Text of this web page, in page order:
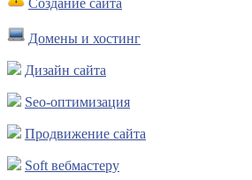
Домены и хостинг
Дизайн сайта
Seo-оптимизация
Продвижение сайта
Soft вебмастеру